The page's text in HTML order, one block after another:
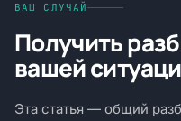
ВАШ СЛУЧАЙ
Получить
вашей
Эта статья — общий